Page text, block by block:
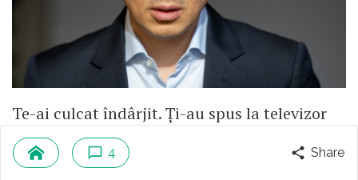
Te-ai culcat îndârjit. Ți-au spus la televizor
că tu ești poporul și că ei luptă pentru tine.
Cu o condiție: să-i urăști pe cei pe care-i
4 Share